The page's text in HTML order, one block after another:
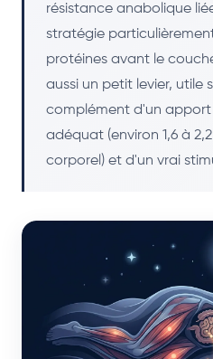
résistance anabolique
stratégie
protéines avant le
aussi un petit levier, utile
complément d'un
adéquat (environ 1,6 à
corporel) et d'un vrai